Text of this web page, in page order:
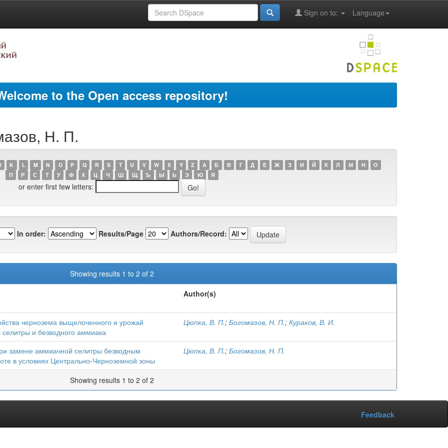
Language
Sign on to:
to the Open access repository!
Н. П.
K L M N O P Q R S T U V W X Y Z А Б В Г Д Е Ж З И Й К Л М Н
О
П
Р С Т У Ф Х Ц Ч Ш Щ Ъ Ы Ь Э Ю Я
or enter first few letters:
In order: Results/Page Authors/Record:
Showing results 1 to 2 of 2
Author(s)
чернозема выщелоченного и урожай
и безводного аммиака
Цюпка, В. П.; Богомазов, Н. П.; Кураков, В. И.
замене аммиачной селитры безводным
в условиях Центрально-Черноземной зоны
Цюпка, В. П.; Богомазов, Н. П.
Showing results 1 to 2 of 2
Feedback